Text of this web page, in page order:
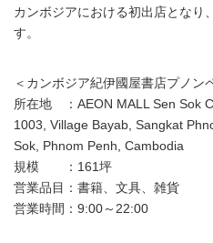
カンボジアにおける初出店となり
す。
＜カンボジア紀伊國屋書店プノン
所在地 ：AEON MALL Sen Sok
1003, Village Bayab, Sangkat
Sok, Phnom Penh, Cambodia
規模 ：161坪
営業品目：書籍、文具、雑貨
営業時間：9:00～22:00